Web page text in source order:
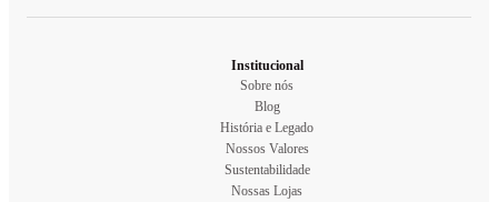
Institucional
Sobre nós
Blog
História e Legado
Nossos Valores
Sustentabilidade
Nossas Lojas